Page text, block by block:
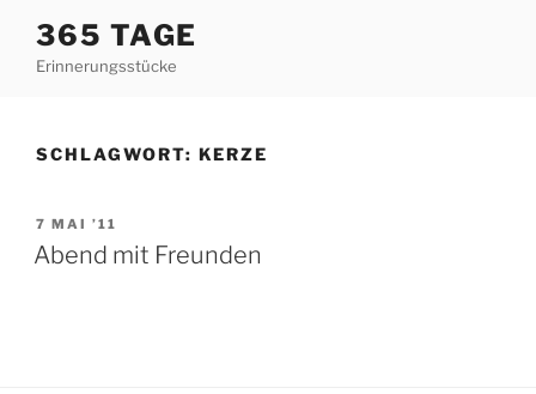
Inhalt
springen
365 TAGE
Erinnerungsstücke
SCHLAGWORT: KERZE
VERÖFFENTLICHT
AM
7 MAI ’11
Abend mit Freunden